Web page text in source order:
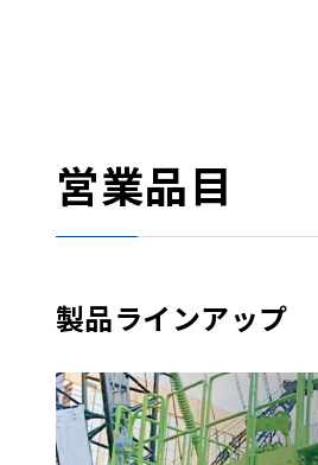
営業品目
製品ラインアップ